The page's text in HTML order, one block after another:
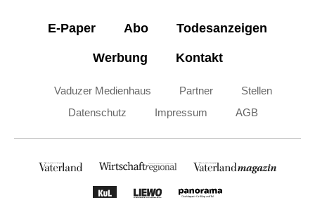
E-Paper Abo Todesanzeigen
Werbung Kontakt
Vaduzer Medienhaus Partner
Stellen
Datenschutz
Impressum AGB